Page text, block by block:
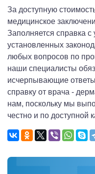
За доступную
медицинское
Заполняется справка
установленных
любых вопросов по
наши специалисты
исчерпывающие
справку от врача -
нам, поскольку мы
честно и по доступной